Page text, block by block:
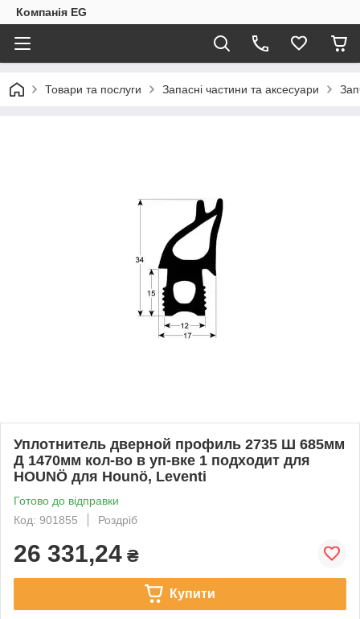
Компанія EG
Товари та послуги Запасні частини та аксесуари
Уплотнитель дверной профиль 2735 Ш 685мм
Д 1470мм кол-во в уп-вке 1 подходит для
HOUNÖ для Hounö, Leventi
Готово до відправки
Код: 901855
Роздріб
26 331,24 ₴
Купити